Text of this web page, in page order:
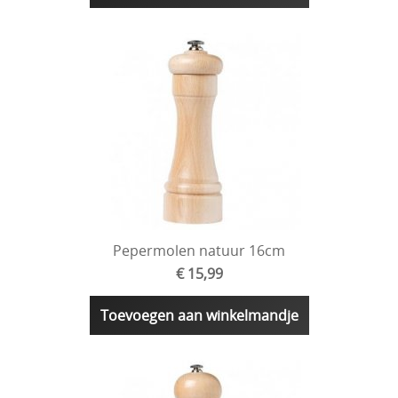
Pepermolen natuur 16cm
€ 15,99
Toevoegen aan winkelmandje